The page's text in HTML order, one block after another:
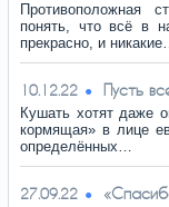
Противоположная
понять, что всё в
прекрасно, и
10.12.22 Пусть
Кушать хотят даже
кормящая» в лице
определённых…
27.09.22